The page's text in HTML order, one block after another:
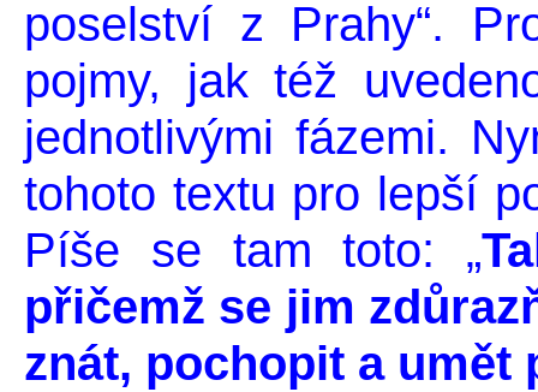
poselství z Prahy“.
pojmy, jak též
jednotlivými fázemi.
tohoto textu pro lepší
Píše se tam toto: „
přičemž se jim
znát, pochopit a